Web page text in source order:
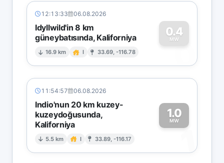
12:13:33 06.08.2026
Idyllwild'in 8 km
güneybatısında, Kaliforniya
16.9 km I 33.69, -116.78
0.4
MW
0
11:54:57 06.08.2026
Indio'nun 20 km kuzey-
kuzeydoğusunda,
Kaliforniya
5.5 km I 33.89, -116.17
1.0
MW
1